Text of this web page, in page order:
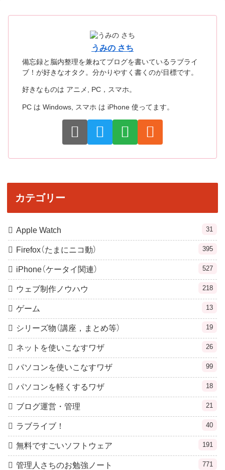
うみの さち
備忘録と脳内整理を兼ねてブログを書いているラブライ
ブ！が好きなオタク。分かりやすく書くのが目標です。
好きなものは アニメ, PC，スマホ。
PC は Windows, スマホ は iPhone 使ってます。
カテゴリー
Apple Watch 31
Firefox（たまにニコ動） 395
iPhone（ケータイ関連） 527
ウェブ制作ノウハウ 218
ゲーム 13
シリーズ物（講座，まとめ等） 19
ネットを使いこなすワザ 26
パソコンを使いこなすワザ 99
パソコンを軽くするワザ 18
ブログ運営・管理 21
ラブライブ！ 40
無料ですごいソフトウェア 191
管理人さちのお勉強ノート 771